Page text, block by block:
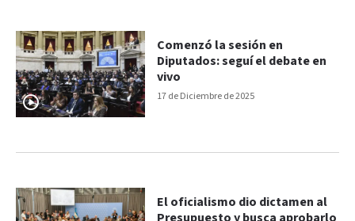
17 de Diciembre de 2025
Comenzó la sesión en
Diputados: seguí el debate en
vivo
El oficialismo dio dictamen al